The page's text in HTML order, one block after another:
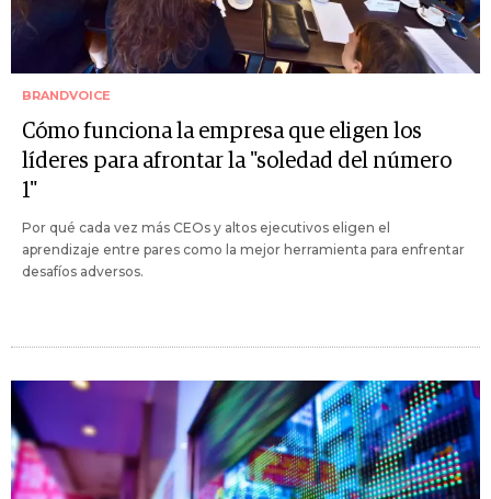
BRANDVOICE
Cómo funciona la empresa que eligen los
líderes para afrontar la "soledad del número
1"
Por qué cada vez más CEOs y altos ejecutivos eligen el
aprendizaje entre pares como la mejor herramienta para enfrentar
desafíos adversos.